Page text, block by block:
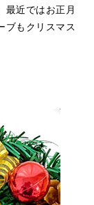
最近ではお正月
ブもクリスマス